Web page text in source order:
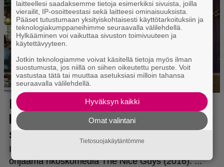
laitteellesi saadaksemme tietoja esimerkiksi sivuista, joilla
vierailit, IP-osoitteestasi sekä laitteesi ominaisuuksista.
Pääset tutustumaan yksityiskohtaisesti käyttötarkoituksiin ja
teknologiakumppaneihimme seuraavalla välilehdellä.
Hylkääminen voi vaikuttaa sivuston toimivuuteen ja
käytettävyyteen.
Jotkin teknologiamme voivat käsitellä tietoja myös ilman
suostumusta, jos niillä on siihen oikeutettu peruste. Voit
vastustaa tätä tai muuttaa asetuksiasi milloin tahansa
seuraavalla välilehdellä.
Hyväksyn kaikki
Omat valintani
Tietosuojakäytäntömme